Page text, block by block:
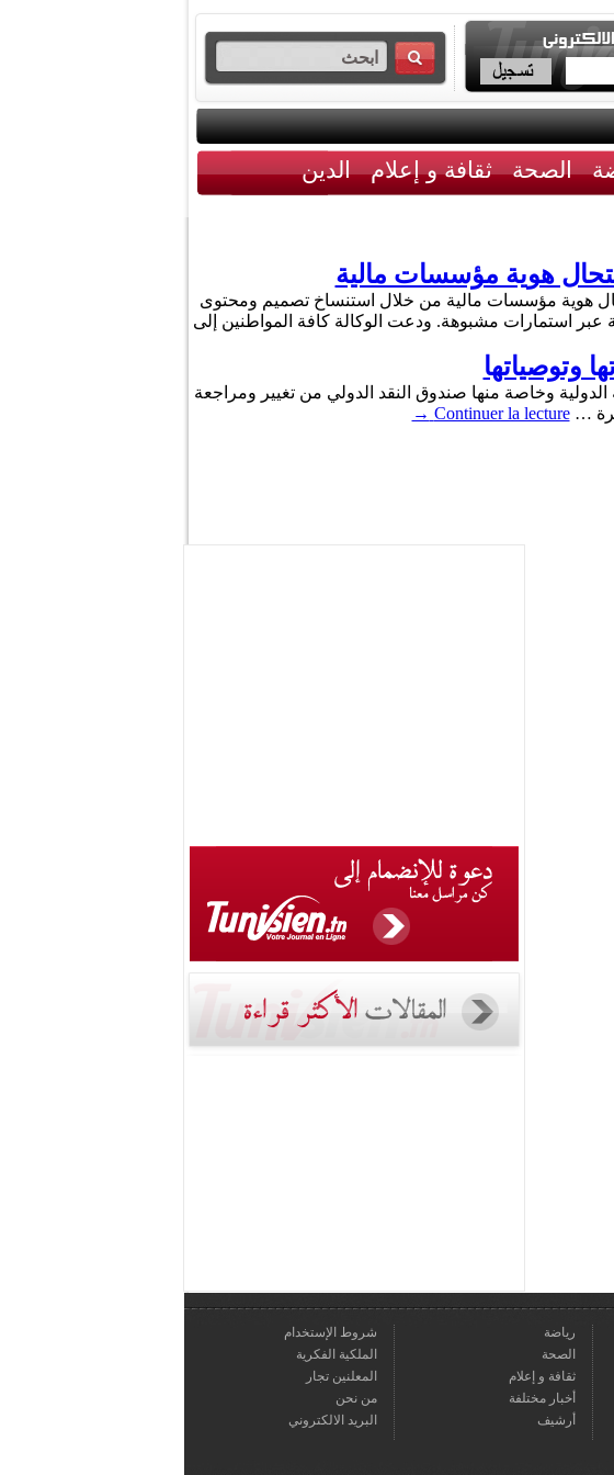
الصحة ثقافة و إعلام الدين
هوية مؤسسات مالية
هوية مؤسسات مالية من خلال استنساخ تصميم ومحتوى
استمارات مشبوهة. ودعت الوكالة كافة المواطنين إلى
وتوصياتها
الدولية وخاصة منها صندوق النقد الدولي من تغيير ومراجعة
…
Continuer la lecture
→
رياضة
الصحة
ثقافة و إعلام
أخبار مختلفة
أرشيف
شروط الإستخدام
الملكية الفكرية
المعلنين تجار
من نحن
البريد الالكتروني